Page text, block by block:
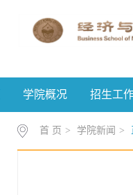
学院概况 招生工
首 页 > 学院新闻 >